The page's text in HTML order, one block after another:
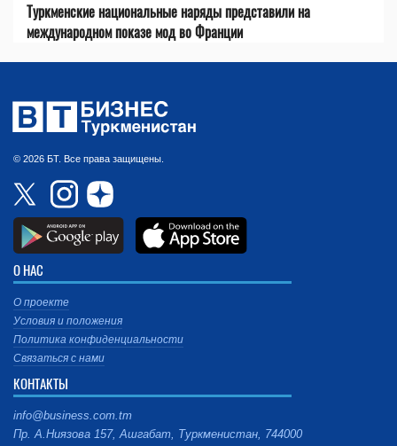
Туркменские национальные наряды представили на
международном показе мод во Франции
© 2026 БТ. Все права защищены.
О НАС
О проекте
Условия и положения
Политика конфиденциальности
Связаться с нами
КОНТАКТЫ
info@business.com.tm
Пр. А.Ниязова 157, Ашгабат, Туркменистан, 744000